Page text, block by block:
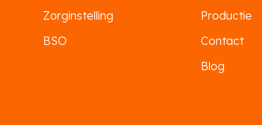
Zorginstelling
BSO
Productie
Contact
Blog